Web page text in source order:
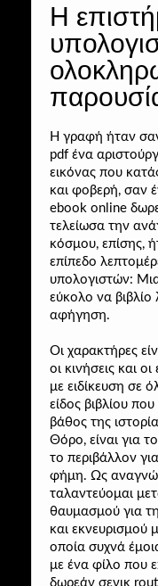
H
Η γραφή ήταν
pdf ένα
εικόνας που
και φοβερή, σαν
ebook online
τελείωσα την
κόσμου, επίσης,
επίπεδο
υπολογιστών:
εύκολο να
αφήγηση.
Οι χαρακτήρες
οι κινήσεις και
με ειδίκευση σε
είδος βιβλίου
βάθος της
Θόρο, είναι για
το περιβάλλον
φήμη. Ως
ταλαντεύομαι
θαυμασμού για
και εκνευρισμού
οποία συχνά
με ένα φίλο που
δωρεάν σενικ